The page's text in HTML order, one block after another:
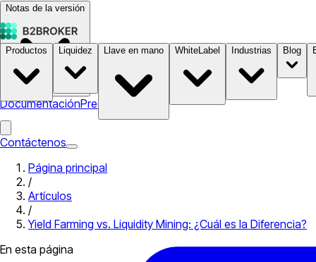
Notas de la versión
DocumentaciónPrecios
Productos Liquidez Llave en mano WhiteLabel Industrias Blog
Contáctenos
Página principal
/
Artículos
/
Yield Farming vs. Liquidity Mining: ¿Cuál es la Diferencia?
En esta página